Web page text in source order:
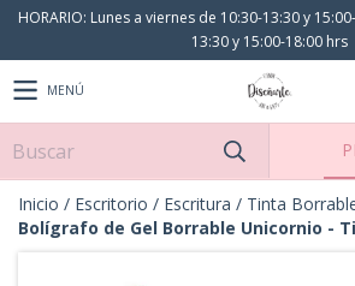
HORARIO: Lunes a viernes de 10:30-13:30 y
13:30 y 15:00-18:00 hrs
MENÚ
Inicio / Escritorio / Escritura / Tinta
Bolígrafo de Gel Borrable Unicornio -